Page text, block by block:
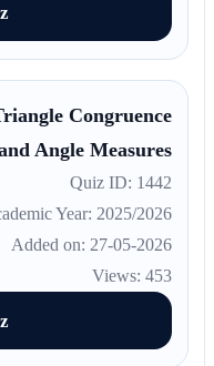
Congruence
and Angle Measures
Quiz ID: 1442
Year: 2025/2026
Added on: 27-05-2026
Views: 453